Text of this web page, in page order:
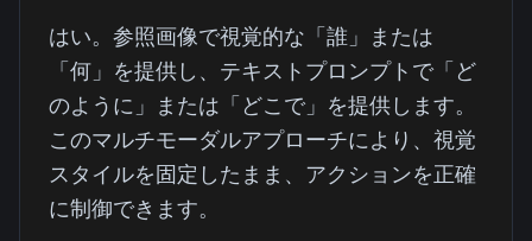
はい。参照画像で視覚的な「誰」または
「何」を提供し、テキストプロンプトで「ど
のように」または「どこで」を提供します。
このマルチモーダルアプローチにより、視覚
スタイルを固定したまま、アクションを正確
に制御できます。